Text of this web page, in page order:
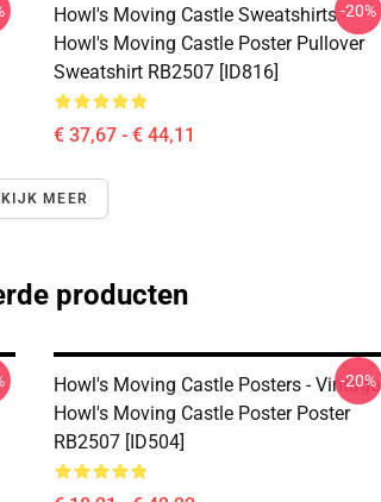
Howl's Moving Castle Sweatshirts -
Howl's Moving Castle Poster Pullover
Sweatshirt RB2507 [ID816]
€ 37,67 - € 44,11
-20%
MEER
producten
Howl's Moving Castle Posters - Vintage
Howl's Moving Castle Poster Poster
RB2507 [ID504]
-20%